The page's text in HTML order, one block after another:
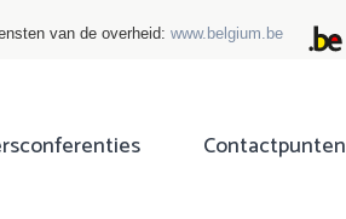
van de overheid: www.belgium.be
Contactpunten